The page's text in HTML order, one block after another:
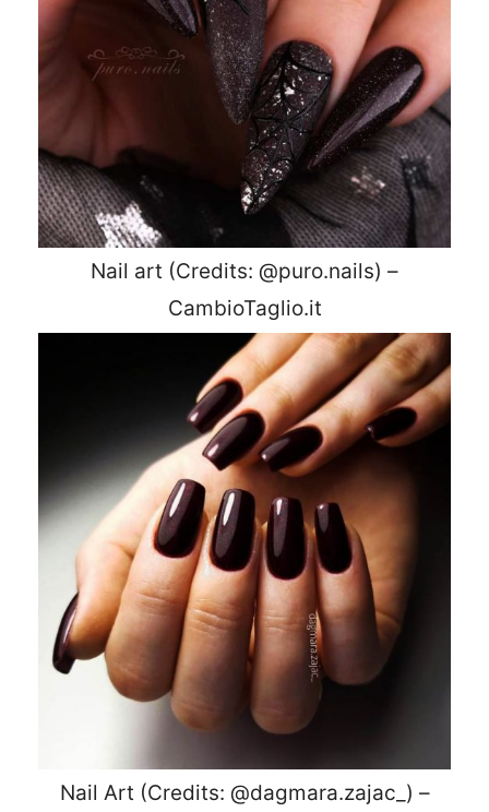
Nail art (Credits: @puro.nails) –
CambioTaglio.it
Nail Art (Credits: @dagmara.zajac_) –